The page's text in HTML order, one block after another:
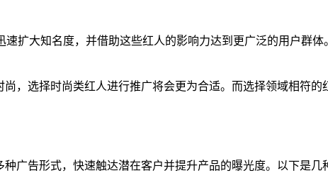
扩大知名度，并借助这些红人的影响力达到更广泛的用户群
，选择时尚类红人进行推广将会更为合适。而选择领域相符的
广告形式，快速触达潜在客户并提升产品的曝光度。以下是几